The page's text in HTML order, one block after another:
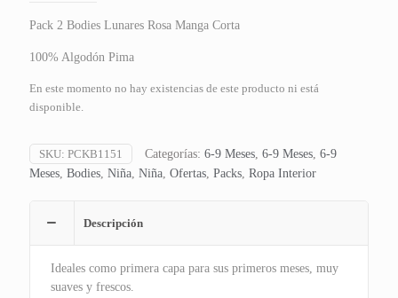
Pack 2 Bodies Lunares Rosa Manga Corta
100% Algodón Pima
En este momento no hay existencias de este producto ni está
disponible.
SKU: PCKB1151 Categorías: 6-9 Meses, 6-9 Meses, 6-9
Meses, Bodies, Niña, Niña, Ofertas, Packs, Ropa Interior
Descripción
Ideales como primera capa para sus primeros meses, muy
suaves y frescos.